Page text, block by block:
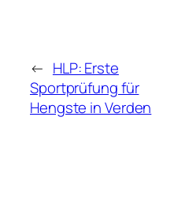
← HLP: Erste
Sportprüfung für
Hengste in Verden